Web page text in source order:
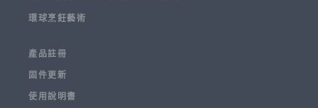
環球烹飪藝術
產品註冊
固件更新
使用說明書